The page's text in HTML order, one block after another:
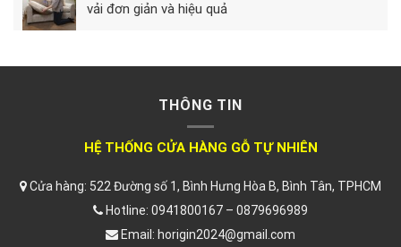
vải đơn giản và hiệu quả
THÔNG TIN
HỆ THỐNG CỬA HÀNG GỖ TỰ NHIÊN
Cửa hàng: 522 Đường số 1, Bình Hưng Hòa B, Bình Tân, TPHCM
Hotline: 0941800167 – 0879696989
Email: horigin2024@gmail.com